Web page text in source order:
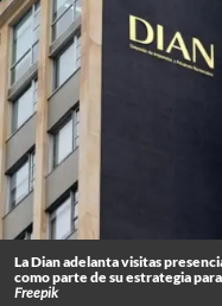
La Dian adelanta visitas
como parte de su estrategia
Freepik